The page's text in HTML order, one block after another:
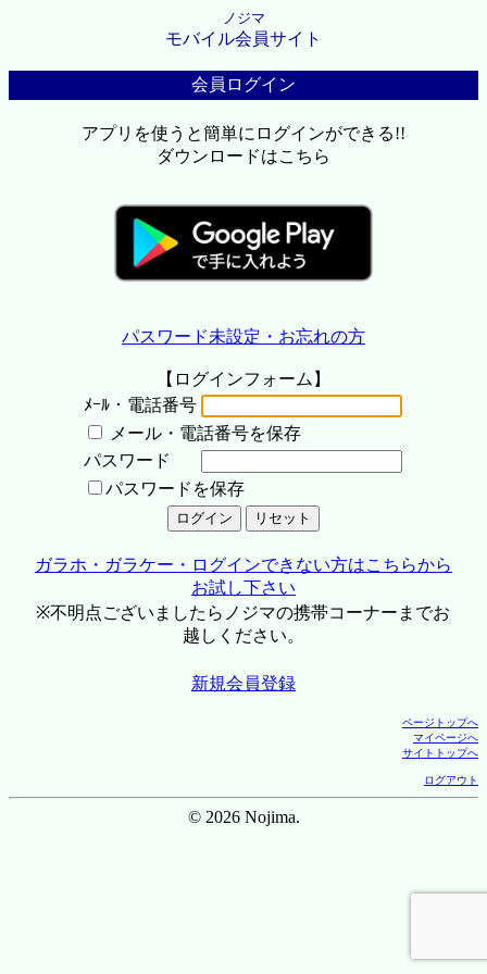
ノジマ
モバイル会員サイト
会員ログイン
アプリを使うと簡単にログインができる!!
ダウンロードはこちら
パスワード未設定・お忘れの方
【ログインフォーム】
ﾒｰﾙ・電話番号
メール・電話番号を保存
パスワード
パスワードを保存
ガラホ・ガラケー・ログインできない方はこちらから
お試し下さい
※不明点ございましたらノジマの携帯コーナーまでお
越しください。
新規会員登録
ページトップへ
マイページへ
サイトトップへ
ログアウト
© 2026 Nojima.